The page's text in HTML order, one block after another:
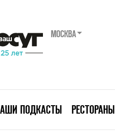
МОСКВА
ПОДКАСТЫ РЕСТОРАНЫ